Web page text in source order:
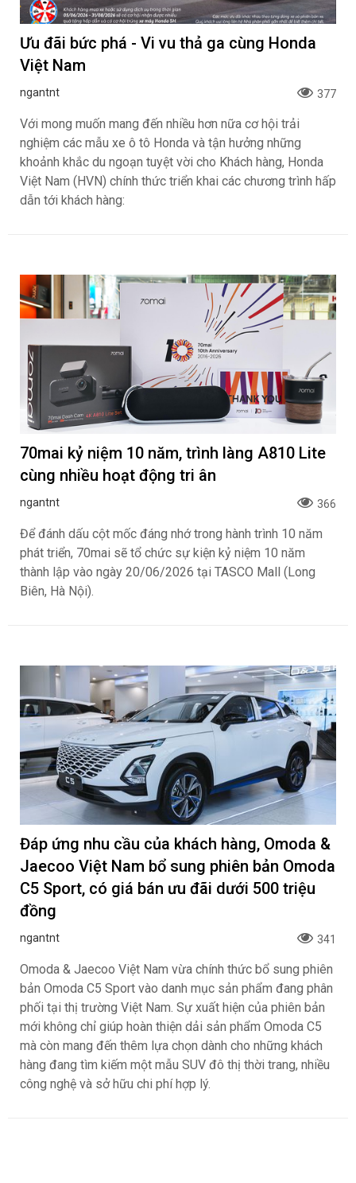
Ưu đãi bức phá - Vi vu thả ga cùng Honda
Việt Nam
ngantnt 377
Với mong muốn mang đến nhiều hơn nữa cơ hội trải
nghiệm các mẫu xe ô tô Honda và tận hưởng những
khoảnh khắc du ngoạn tuyệt vời cho Khách hàng, Honda
Việt Nam (HVN) chính thức triển khai các chương trình hấp
dẫn tới khách hàng:
70mai kỷ niệm 10 năm, trình làng A810 Lite
cùng nhiều hoạt động tri ân
ngantnt 366
Để đánh dấu cột mốc đáng nhớ trong hành trình 10 năm
phát triển, 70mai sẽ tổ chức sự kiện kỷ niệm 10 năm
thành lập vào ngày 20/06/2026 tại TASCO Mall (Long
Biên, Hà Nội).
Đáp ứng nhu cầu của khách hàng, Omoda &
Jaecoo Việt Nam bổ sung phiên bản Omoda
C5 Sport, có giá bán ưu đãi dưới 500 triệu
đồng
ngantnt 341
Omoda & Jaecoo Việt Nam vừa chính thức bổ sung phiên
bản Omoda C5 Sport vào danh mục sản phẩm đang phân
phối tại thị trường Việt Nam. Sự xuất hiện của phiên bản
mới không chỉ giúp hoàn thiện dải sản phẩm Omoda C5
mà còn mang đến thêm lựa chọn dành cho những khách
hàng đang tìm kiếm một mẫu SUV đô thị thời trang, nhiều
công nghệ và sở hữu chi phí hợp lý.